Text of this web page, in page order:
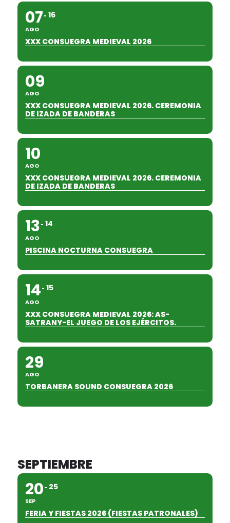
07
AGO
16
XXX CONSUEGRA MEDIEVAL 2026
09
AGO
XXX CONSUEGRA MEDIEVAL 2026. CEREMONIA
DE IZADA DE BANDERAS
10
AGO
XXX CONSUEGRA MEDIEVAL 2026. CEREMONIA
DE IZADA DE BANDERAS
13
AGO
14
PISCINA NOCTURNA CONSUEGRA
14
AGO
15
XXX CONSUEGRA MEDIEVAL 2026: AS-
SATRANY-EL JUEGO DE LOS EJÉRCITOS.
29
AGO
TORBANERA SOUND CONSUEGRA 2026
SEPTIEMBRE
20
SEP
25
FERIA Y FIESTAS 2026 (FIESTAS PATRONALES)